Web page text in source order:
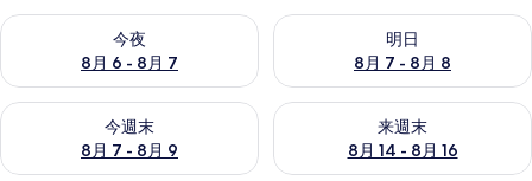
今夜
8月 6 - 8月 7
今夜 8月 6 - 8月 7 の空室状況をチェック
明日
8月 7 - 8月 8
明日 8月 7 - 8月 8 の空室状況
今週末
8月 7 - 8月 9
今週末 8月 7 - 8月 9 の空室状況をチェック
来週末
8月 14 - 8月 16
来週末 8月 14 - 8月 16 の空室